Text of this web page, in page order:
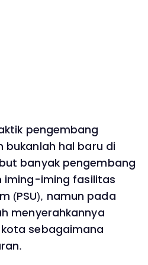
pengembang
hal baru di
banyak pengembang
iming-iming fasilitas
(PSU), namun pada
menyerahkannya
sebagaimana